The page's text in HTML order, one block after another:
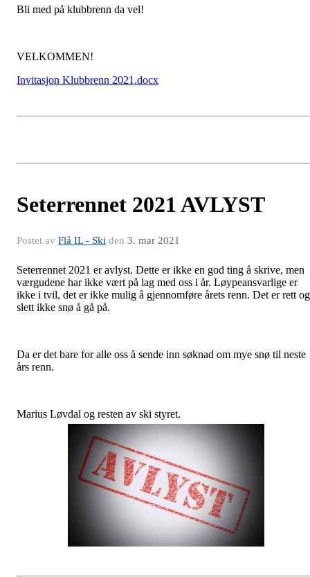
Bli med på klubbrenn da vel!
VELKOMMEN!
Invitasjon Klubbrenn 2021.docx
Seterrennet 2021 AVLYST
Postet av Flå IL - Ski den 3. mar 2021
Seterrennet 2021 er avlyst. Dette er ikke en god ting å skrive, men
værgudene har ikke vært på lag med oss i år. Løypeansvarlige er
ikke i tvil, det er ikke mulig å gjennomføre årets renn. Det er rett og
slett ikke snø å gå på.
Da er det bare for alle oss å sende inn søknad om mye snø til neste
års renn.
Marius Løvdal og resten av ski styret.